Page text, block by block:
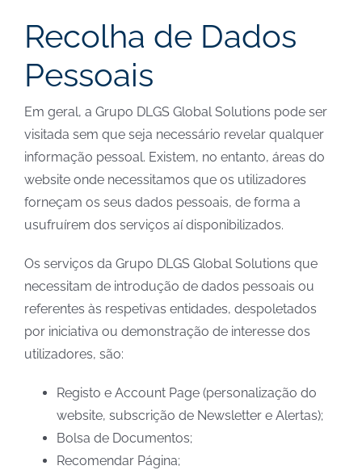
Recolha de Dados
Pessoais
Em geral, a Grupo DLGS Global Solutions pode ser
visitada sem que seja necessário revelar qualquer
informação pessoal. Existem, no entanto, áreas do
website onde necessitamos que os utilizadores
forneçam os seus dados pessoais, de forma a
usufruírem dos serviços aí disponibilizados.
Os serviços da Grupo DLGS Global Solutions que
necessitam de introdução de dados pessoais ou
referentes às respetivas entidades, despoletados
por iniciativa ou demonstração de interesse dos
utilizadores, são:
Registo e Account Page (personalização do
website, subscrição de Newsletter e Alertas);
Bolsa de Documentos;
Recomendar Página;